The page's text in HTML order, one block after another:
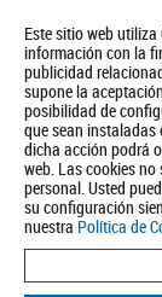
Este sitio web
información con la
publicidad
supone la
posibilidad de
que sean instaladas
dicha acción podrá
web. Las cookies
personal. Usted
su configuración
nuestra Política de